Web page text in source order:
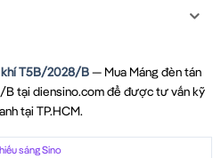
khí T5B/2028/B— Mua Máng đèn tán
tại diensino.com để được tư vấn kỹ
tại TP.HCM.
sáng Sino